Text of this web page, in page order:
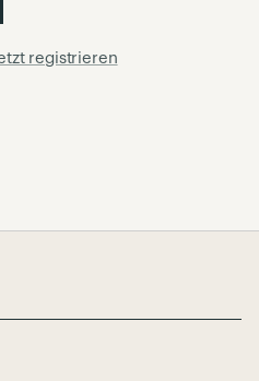
registrieren